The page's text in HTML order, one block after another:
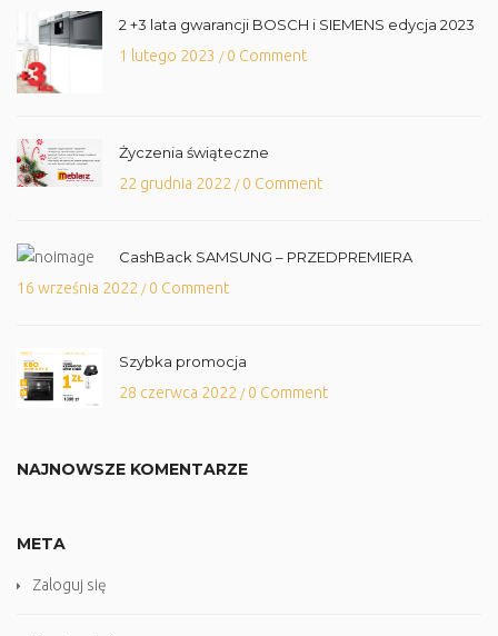
2 +3 lata gwarancji BOSCH i SIEMENS edycja 2023
1 lutego 2023 /0 Comment
Życzenia świąteczne
22 grudnia 2022 /0 Comment
CashBack SAMSUNG – PRZEDPREMIERA
16 września 2022 /0 Comment
Szybka promocja
28 czerwca 2022 /0 Comment
NAJNOWSZE KOMENTARZE
META
Zaloguj się